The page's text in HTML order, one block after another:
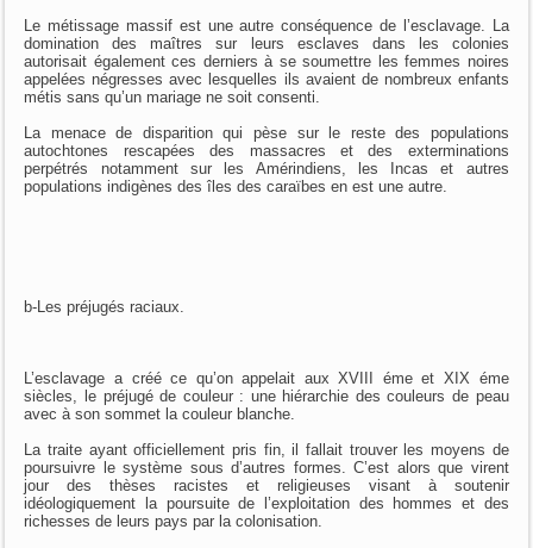
Le métissage massif est une autre conséquence de l’esclavage. La
domination des maîtres sur leurs esclaves dans les colonies
autorisait également ces derniers à se soumettre les femmes noires
appelées négresses avec lesquelles ils avaient de nombreux enfants
métis sans qu’un mariage ne soit consenti.
La menace de disparition qui pèse sur le reste des populations
autochtones rescapées des massacres et des exterminations
perpétrés notamment sur les Amérindiens, les Incas et autres
populations indigènes des îles des caraïbes en est une autre.
b-Les préjugés raciaux.
L’esclavage a créé ce qu’on appelait aux XVIII éme et XIX éme
siècles, le préjugé de couleur : une hiérarchie des couleurs de peau
avec à son sommet la couleur blanche.
La traite ayant officiellement pris fin, il fallait trouver les moyens de
poursuivre le système sous d’autres formes. C’est alors que virent
jour des thèses racistes et religieuses visant à soutenir
idéologiquement la poursuite de l’exploitation des hommes et des
richesses de leurs pays par la colonisation.